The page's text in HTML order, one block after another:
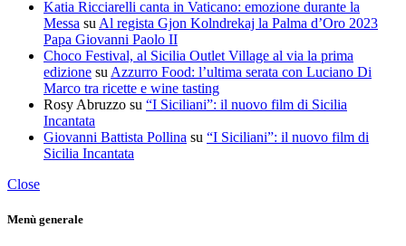
Katia Ricciarelli canta in Vaticano: emozione durante la
Messa su Al regista Gjon Kolndrekaj la Palma d’Oro 2023
Papa Giovanni Paolo II
Choco Festival, al Sicilia Outlet Village al via la prima
edizione su Azzurro Food: l’ultima serata con Luciano Di
Marco tra ricette e wine tasting
Rosy Abruzzo su “I Siciliani”: il nuovo film di Sicilia
Incantata
Giovanni Battista Pollina su “I Siciliani”: il nuovo film di
Sicilia Incantata
Close
Menù generale